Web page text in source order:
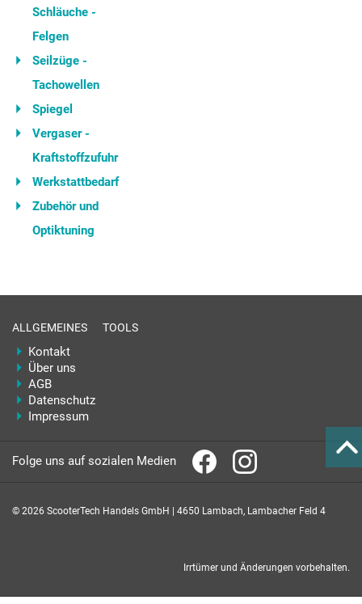
Schläuche -
Felgen
Seilzüge -
Tachowellen
Spiegel
Vergaser -
Kraftstoffzufuhr
Werkstattbedarf
Zubehör und
Optiktuning
ALLGEMEINES
Kontakt
Über uns
AGB
Datenschutz
Impressum
TOOLS
Folge uns auf sozialen Medien
© 2026 ScooterTech Handels GmbH | 4650 Lambach, Lambacher Feld 4
Irrtümer und Änderungen vorbehalten.